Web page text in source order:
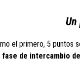
el primero, 5 puntos
fase de intercambio